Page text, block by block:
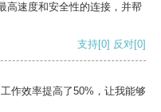
高速度和安全性的连接，并帮
支持[0] 反对[0]
作效率提高了50%，让我能够